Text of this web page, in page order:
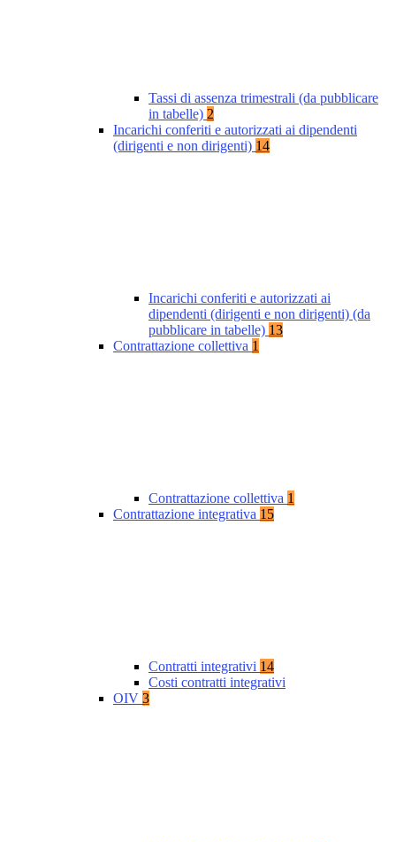
Tassi di assenza trimestrali (da pubblicare
in tabelle) 2
Incarichi conferiti e autorizzati ai dipendenti
(dirigenti e non dirigenti) 14
Incarichi conferiti e autorizzati ai
dipendenti (dirigenti e non dirigenti) (da
pubblicare in tabelle) 13
Contrattazione collettiva 1
Contrattazione collettiva 1
Contrattazione integrativa 15
Contratti integrativi 14
Costi contratti integrativi
OIV 3